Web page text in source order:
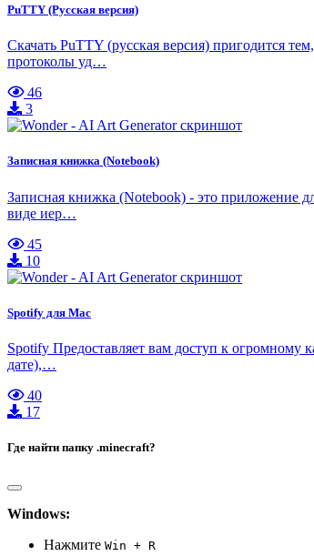
PuTTY (Русская версия)
Скачать PuTTY (русская версия) пригодится
протоколы уд…
46
3
Записная книжка (Notebook)
Записная книжка (Notebook) - это приложение
виде иер…
45
10
Spotify для Mac
Spotify Предоставляет вам доступ к огромному
дате),…
40
17
Где найти папку .minecraft?
Windows:
Нажмите Win + R